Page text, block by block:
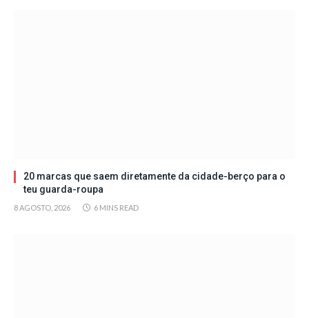
20 marcas que saem diretamente da cidade-berço para o
teu guarda-roupa
8 AGOSTO, 2026 6 MINS READ